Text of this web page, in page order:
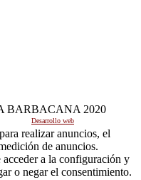
BARBACANA 2020
Desarrollo web
realizar anuncios, el
de anuncios.
acceder a la configuración y
o negar el consentimiento.